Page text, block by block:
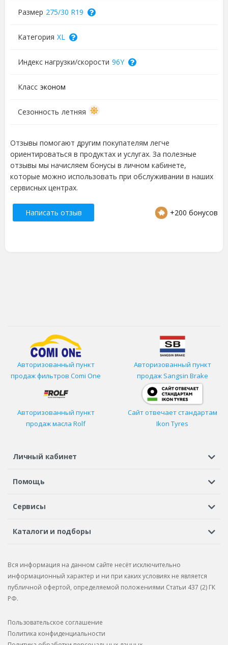
Размер 275/30 R19
Категория XL
Индекс нагрузки/скорости 96Y
Класс эконом
Сезонность летняя
Отзывы помогают другим покупателям легче
ориентироваться в продуктах и услугах. За полезные
отзывы мы начисляем бонусы в личном кабинете,
которые можно использовать при обслуживании в наших
сервисных центрах.
Написать отзыв +200 бонусов
Авторизованный пункт
продаж фильтров Comi One
Авторизованный пункт
продаж Sangsin Brake
Авторизованный пункт
продаж масла Rolf
Сайт отвечает стандартам
Ikon Tyres
Личный кабинет
Регистрация или вход
Помощь
Шины в кредит
Сервисы
Автосервисы
Бонусная программа
Рекламации по услугам
Каталоги и подборы
Подбор запчастей
Каталог запчастей
Вся информация на данном сайте несёт исключительно
информационный характер и ни при каких условиях не является
публичной офертой, определяемой положениями Статьи 437 (2) ГК
РФ.
Пользовательское соглашение
Политика конфиденциальности